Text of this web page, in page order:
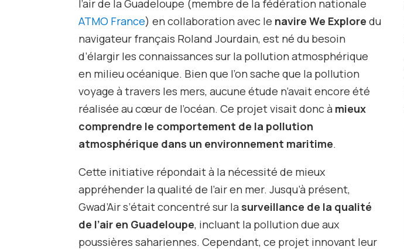
l’air de la Guadeloupe (membre de la fédération nationale
ATMO France) en collaboration avec le navireWe Explore du
navigateur français Roland Jourdain, est né du besoin
d’élargir les connaissances sur la pollution atmosphérique
en milieu océanique. Bien que l’on sache que la pollution
voyage à travers les mers, aucune étude n’avait encore été
réalisée au cœur de l’océan. Ce projet visait donc à mieux
comprendre le comportement de la pollution
atmosphérique dans un environnement maritime.
Cette initiative répondait à la nécessité de mieux
appréhender la qualité de l’air en mer. Jusqu’à présent,
Gwad’Air s’était concentré sur la surveillance de la qualité
de l’air en Guadeloupe, incluant la pollution due aux
poussières sahariennes. Cependant, ce projet innovant leur